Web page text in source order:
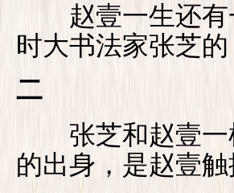
赵壹一生还有
时大书法家张芝
二
张芝和赵壹一
的出身，是赵壹